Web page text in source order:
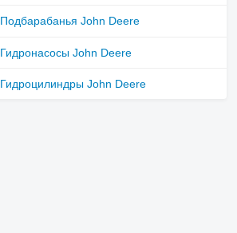
Подбарабанья John Deere
Гидронасосы John Deere
Гидроцилиндры John Deere